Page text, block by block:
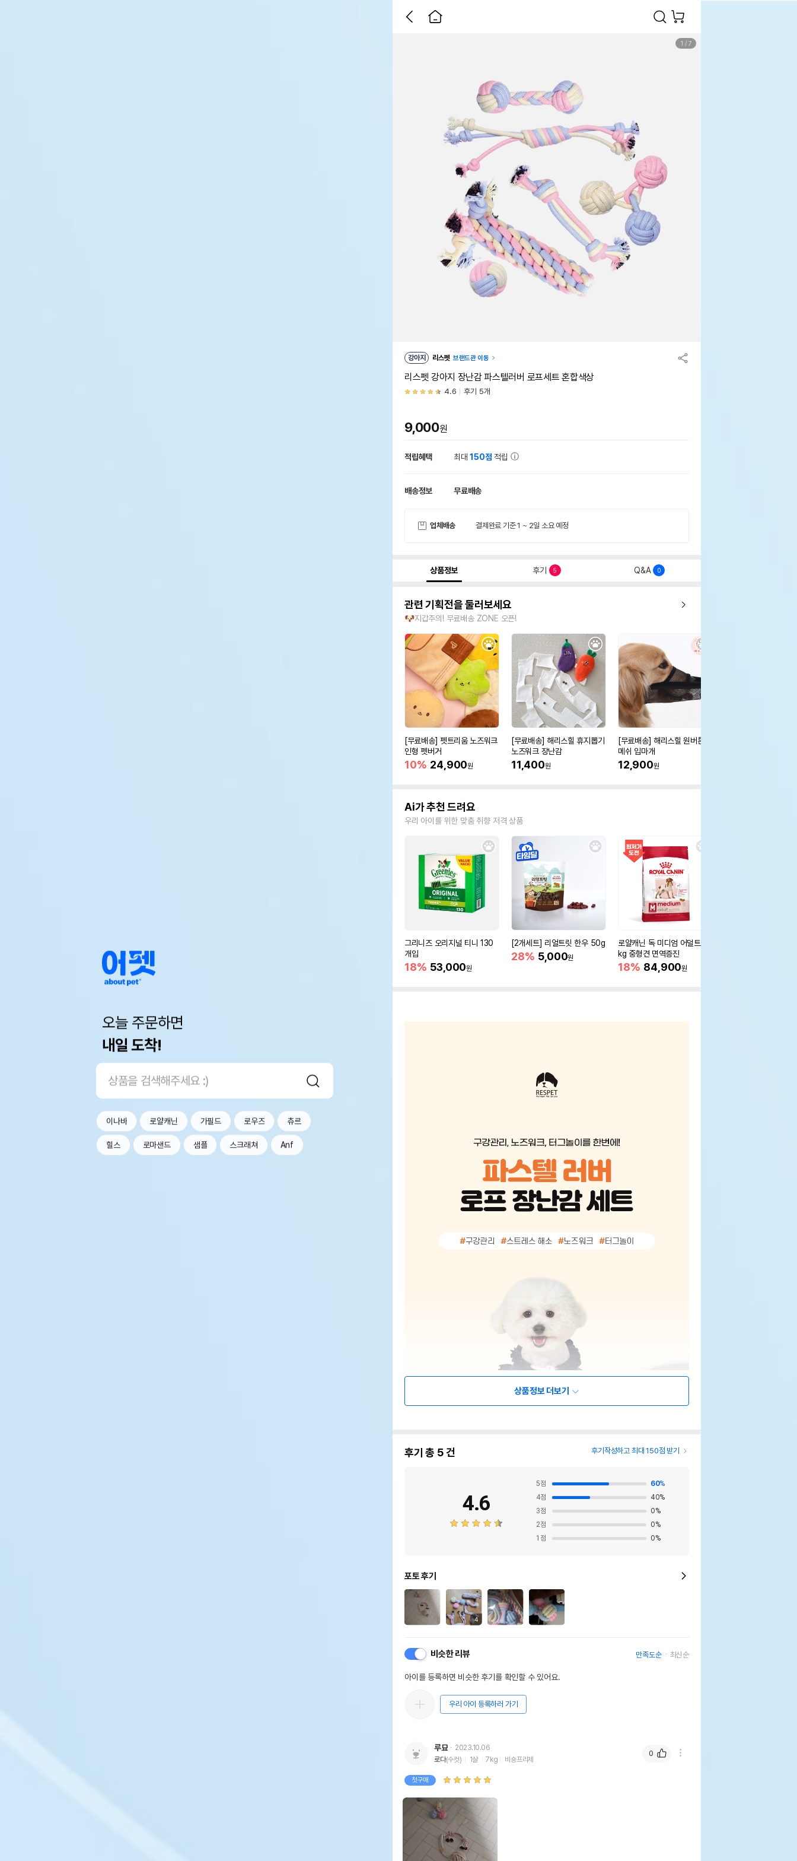
오늘 주문하면
내일 도착!
이나바 로얄캐닌 가필드 로우즈 츄르
힐스 로마샌드 샘플 스크래쳐 Anf
1 / 7
강아지 리스펫 브랜드관 이동
리스펫 강아지 장난감 파스텔러버 로프세트 혼합색상
4.6 후기 5개
9,000원
적립혜택 최대150점 적립
배송정보 무료배송
업체배송 결제완료 기준 1 ~ 2일 소요 예정
상품정보 후기 5 Q&A 0
관련 기획전을 둘러보세요
🐶지갑주의! 무료배송 ZONE 오픈!
[무료배송] 펫트리움 노즈워크
인형 펫버거
10% 24,900원
[무료배송] 해리스힐 휴지뽑기
노즈워크 장난감
11,400원
[무료배송] 해리스힐 원버튼
메쉬 입마개
12,900원
Ai가 추천 드려요
우리 아이를 위한 맞춤 취향 저격 상품
그리니즈 오리지널 티니 130
개입
18% 53,000원
[2개세트] 리얼트릿 한우 50g
28% 5,000원
로얄캐닌 독 미디엄 어덜트 10
kg 중형견 면역증진
18% 84,900원
상품정보 더보기
후기 총 5건 후기작성하고 최대 150점 받기
4.6
5점 60%
4점 40%
3점 0%
2점 0%
1 점 0%
포토 후기
4
비슷한 리뷰 만족도순 최신순
아이를 등록하면 비슷한 후기를 확인할 수 있어요.
우리 아이 등록하러 가기
루묘
2023.10.06
로다(수컷) 1살 7kg 비숑프리제
첫구매
0